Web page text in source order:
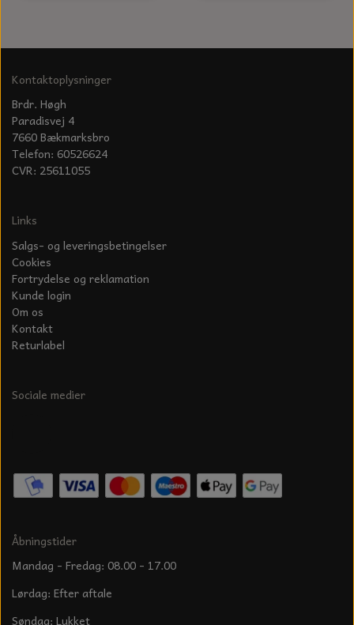
Kontaktoplysninger
Brdr. Høgh
Paradisvej 4
7660 Bækmarksbro
Telefon: 60526624
CVR: 25611055
Links
Salgs- og leveringsbetingelser
Cookies
Fortrydelse og reklamation
Kunde login
Om os
Kontakt
Returlabel
Sociale medier
Åbningstider
Mandag - Fredag: 08.00 - 17.00
Lørdag: Efter aftale
Søndag: Lukket